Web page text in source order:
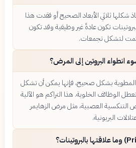
ثلاثي الأبعاد الصحيح أو فقدت هذا
تكون عادةً غير وظيفية وقد تكون
لتشكل تجمعات.
البروتين إلى المرض؟
المطوية بشكل صحيح، فإنها يمكن أن تشكل
الوظائف الخلوية. هذا التراكم هو الآلية
التنكسية العصبية، مثل مرض الزهايمر
البريونية.